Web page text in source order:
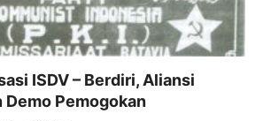
ISDV – Berdiri, Aliansi
Demo Pemogokan